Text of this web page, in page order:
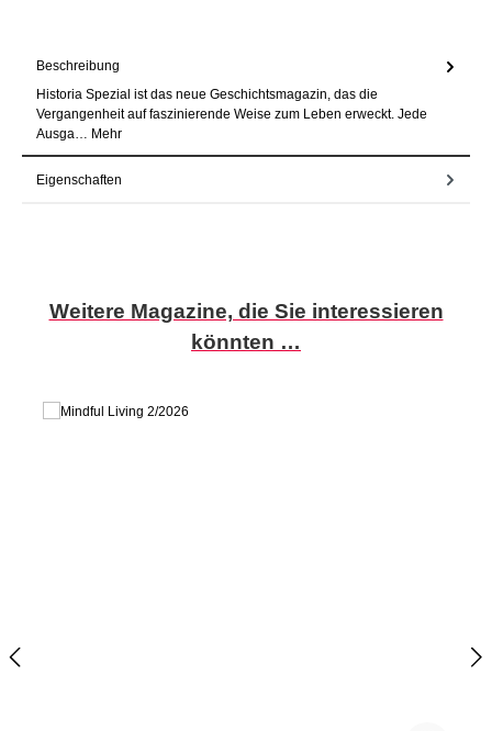
Beschreibung
Historia Spezial ist das neue Geschichtsmagazin, das die
Vergangenheit auf faszinierende Weise zum Leben erweckt. Jede
Ausga… Mehr
Eigenschaften
Produktgalerie überspringen
Weitere Magazine, die Sie interessieren
könnten …